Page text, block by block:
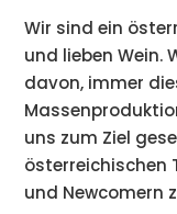
Wir sind ein
und lieben Wein.
davon, immer
uns zum Ziel
österreichischen
und Newcomern